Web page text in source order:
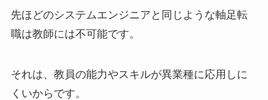
先ほどのシステムエンジニアと同じような軸足転
職は教師には不可能です。
それは、教員の能力やスキルが異業種に応用しに
くいからです。